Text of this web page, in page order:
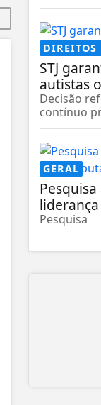
DIREITOS
STJ
autistas
Decisão
contínuo
GERAL
Pesquisa